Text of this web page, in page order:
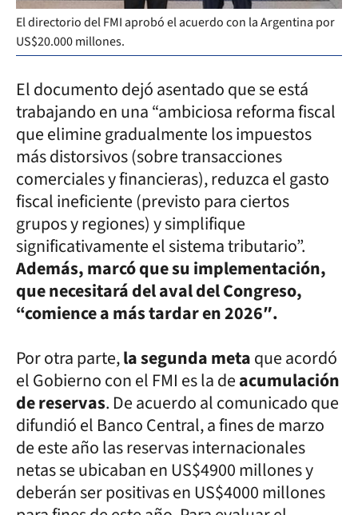
El directorio del FMI aprobó el acuerdo con la Argentina por
US$20.000 millones.
El documento dejó asentado que se está
trabajando en una “ambiciosa reforma fiscal
que elimine gradualmente los impuestos
más distorsivos (sobre transacciones
comerciales y financieras), reduzca el gasto
fiscal ineficiente (previsto para ciertos
grupos y regiones) y simplifique
significativamente el sistema tributario”.
Además, marcó que su implementación,
que necesitará del aval del Congreso,
“comience a más tardar en 2026″.
Por otra parte,la segunda metaque acordó
el Gobierno con el FMI es la deacumulación
de reservas. De acuerdo al comunicado que
difundió el Banco Central, a fines de marzo
de este año las reservas internacionales
netas se ubicaban en US$4900 millones y
deberán ser positivas en US$4000 millones